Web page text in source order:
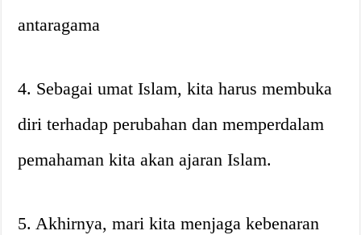
antaragama
4. Sebagai umat Islam, kita harus membuka
diri terhadap perubahan dan memperdalam
pemahaman kita akan ajaran Islam.
5. Akhirnya, mari kita menjaga kebenaran